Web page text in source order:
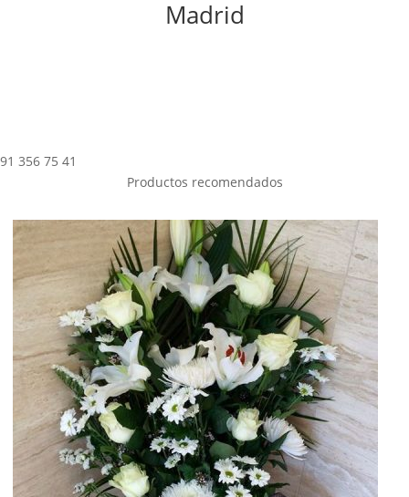
Madrid
91 356 75 41
Productos recomendados